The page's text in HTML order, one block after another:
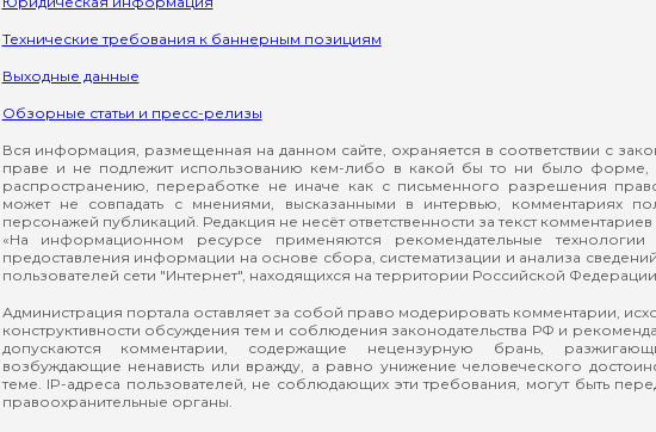
Технические требования к баннерным позициям
Выходные данные
Обзорные статьи и пресс-релизы
Вся информация, размещенная на данном сайте, охраняется в соответствии с
праве и не подлежит использованию кем-либо в какой бы то ни было форме,
распространению, переработке не иначе как с письменного разрешения
может не совпадать с мнениями, высказанными в интервью, комментариях
персонажей публикаций. Редакция не несёт ответственности за текст комментариев
«На информационном ресурсе применяются рекомендательные технологии
предоставления информации на основе сбора, систематизации и анализа
пользователей сети "Интернет", находящихся на территории Российской
Администрация портала оставляет за собой право модерировать комментарии,
конструктивности обсуждения тем и соблюдения законодательства РФ и
допускаются комментарии, содержащие нецензурную брань,
возбуждающие ненависть или вражду, а равно унижение человеческого
теме. IP-адреса пользователей, не соблюдающих эти требования, могут быть
правоохранительные органы.